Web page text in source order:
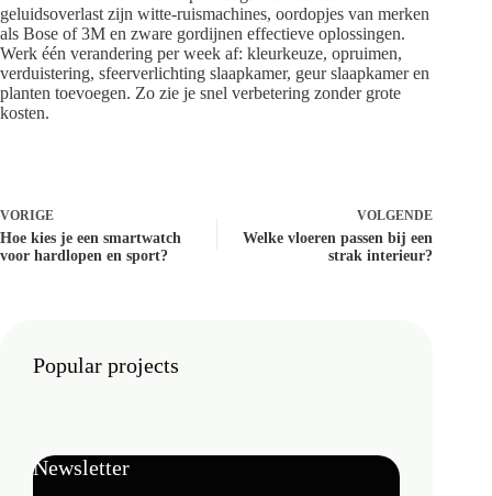
geluidsoverlast zijn witte-ruismachines, oordopjes van merken
als Bose of 3M en zware gordijnen effectieve oplossingen.
Werk één verandering per week af: kleurkeuze, opruimen,
verduistering, sfeerverlichting slaapkamer, geur slaapkamer en
planten toevoegen. Zo zie je snel verbetering zonder grote
kosten.
VORIGE
Hoe kies je een smartwatch
voor hardlopen en sport?
VOLGENDE
Welke vloeren passen bij een
strak interieur?
Popular projects
Newsletter